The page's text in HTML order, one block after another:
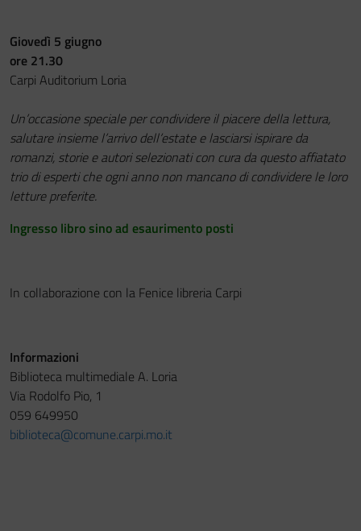
Giovedì 5 giugno
ore 21.30
Carpi Auditorium Loria
Un’occasione speciale per condividere il piacere della lettura,
salutare insieme l’arrivo dell’estate e lasciarsi ispirare da
romanzi, storie e autori selezionati con cura da questo affiatato
trio di esperti che ogni anno non mancano di condividere le loro
letture preferite.
Ingresso libro sino ad esaurimento posti
In collaborazione con la Fenice libreria Carpi
Informazioni
Biblioteca multimediale A. Loria
Via Rodolfo Pio, 1
059 649950
biblioteca@comune.carpi.mo.it